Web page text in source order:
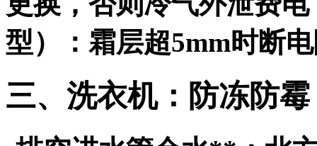
型）：霜层超5mm时断
三、洗衣机：防冻防